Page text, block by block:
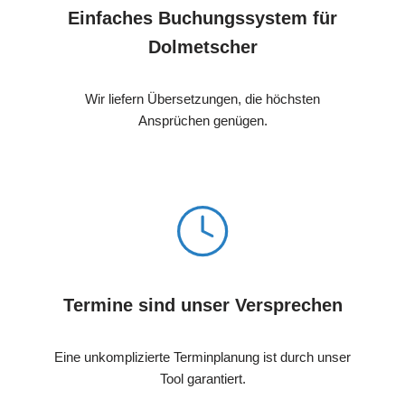
Einfaches Buchungssystem für
Dolmetscher
Wir liefern Übersetzungen, die höchsten
Ansprüchen genügen.
Termine sind unser Versprechen
Eine unkomplizierte Terminplanung ist durch unser
Tool garantiert.